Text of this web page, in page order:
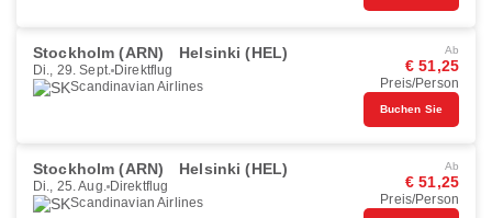
Stockholm (ARN) Helsinki (HEL)
Di., 29. Sept. Direktflug
Scandinavian Airlines
Ab
€ 51,25
Preis/Person
Buchen Sie
Stockholm (ARN) Helsinki (HEL)
Di., 25. Aug. Direktflug
Scandinavian Airlines
Ab
€ 51,25
Preis/Person